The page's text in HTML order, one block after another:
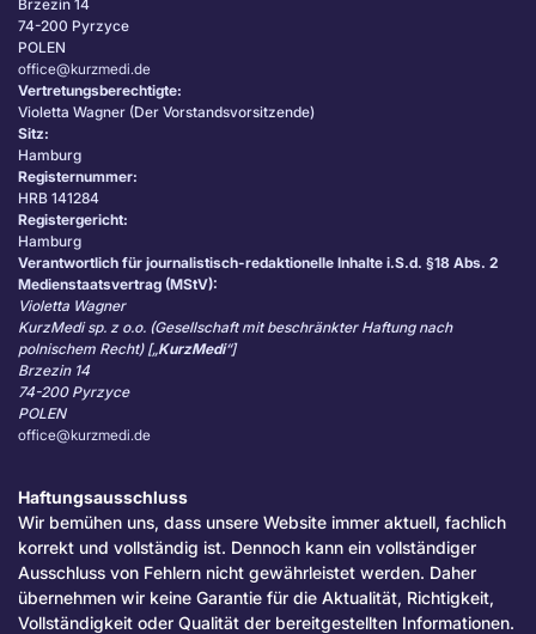
Brzezin 14
74-200 Pyrzyce
POLEN
office@kurzmedi.de
Vertretungsberechtigte:
Violetta Wagner (Der Vorstandsvorsitzende)
Sitz:
Hamburg
Registernummer:
HRB 141284
Registergericht:
Hamburg
Verantwortlich für journalistisch-redaktionelle Inhalte i.S.d. §18 Abs. 2
Medienstaatsvertrag (MStV):
Violetta Wagner
KurzMedi sp. z o.o. (Gesellschaft mit beschränkter Haftung nach
polnischem Recht) [„KurzMedi“]
Brzezin 14
74-200 Pyrzyce
POLEN
office@kurzmedi.de
Haftungsausschluss
Wir bemühen uns, dass unsere Website immer aktuell, fachlich
korrekt und vollständig ist. Dennoch kann ein vollständiger
Ausschluss von Fehlern nicht gewährleistet werden. Daher
übernehmen wir keine Garantie für die Aktualität, Richtigkeit,
Vollständigkeit oder Qualität der bereitgestellten Informationen.